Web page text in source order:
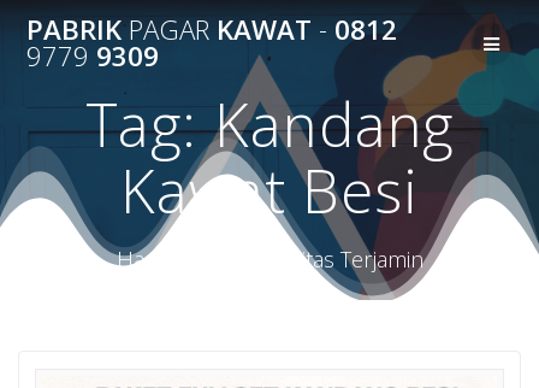
to
content
PABRIKPAGARKAWAT - 0812
9779 9309
Tag:Kandang
Kawat Besi
Harga Terbaik Kualitas Terjamin